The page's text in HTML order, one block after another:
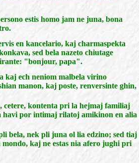
estis homo jam ne juna, bona
en kancelario, kaj charmaspekta
sed bela nazeto chiutage
"bonjour, papa".
kaj ech neniom malbela virino
manon, kaj poste, renversinte ghin,
cetere, kontenta pri la hejmaj familiaj
havi por intimaj rilatoj amikinon en alia
bela, nek pli juna ol lia edzino; sed tiaj
kaj ne estas nia afero jughi pri